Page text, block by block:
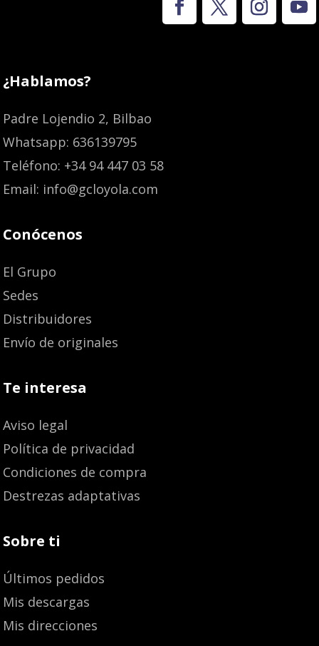
¿Hablamos?
Padre Lojendio 2, Bilbao
Whatsapp: 636139795
Teléfono: +34 94 447 03 58
Email: info@gcloyola.com
Conócenos
El Grupo
Sedes
Distribuidores
Envío de originales
Te interesa
Aviso legal
Política de privacidad
Condiciones de compra
Destrezas adaptativas
Sobre ti
Últimos pedidos
Mis descargas
Mis direcciones